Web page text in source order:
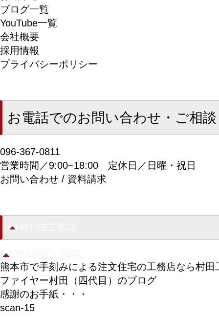
ブログ一覧
YouTube一覧
会社概要
採用情報
プライバシーポリシー
お電話でのお問い合わせ・ご相談
096-367-0811
営業時間／9:00~18:00 定休日／日曜・祝日
お問い合わせ / 資料請求
熊本市で手刻みによる注文住宅の工務店なら村田
ファイヤー村田（四代目）のブログ
感謝のお手紙・・・
scan-15